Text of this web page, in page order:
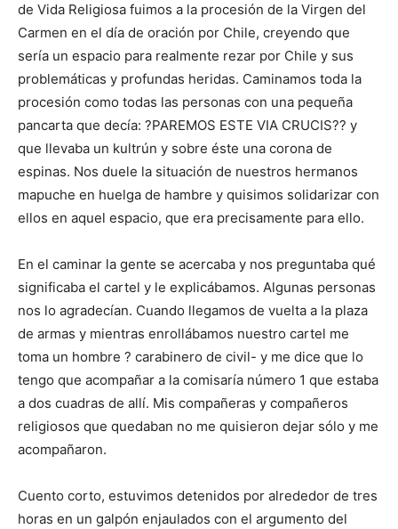
de Vida Religiosa fuimos a la procesión de la Virgen del
Carmen en el día de oración por Chile, creyendo que
sería un espacio para realmente rezar por Chile y sus
problemáticas y profundas heridas. Caminamos toda la
procesión como todas las personas con una pequeña
pancarta que decía: ?PAREMOS ESTE VIA CRUCIS?? y
que llevaba un kultrún y sobre éste una corona de
espinas. Nos duele la situación de nuestros hermanos
mapuche en huelga de hambre y quisimos solidarizar con
ellos en aquel espacio, que era precisamente para ello.
En el caminar la gente se acercaba y nos preguntaba qué
significaba el cartel y le explicábamos. Algunas personas
nos lo agradecían. Cuando llegamos de vuelta a la plaza
de armas y mientras enrollábamos nuestro cartel me
toma un hombre ? carabinero de civil- y me dice que lo
tengo que acompañar a la comisaría número 1 que estaba
a dos cuadras de allí. Mis compañeras y compañeros
religiosos que quedaban no me quisieron dejar sólo y me
acompañaron.
Cuento corto, estuvimos detenidos por alrededor de tres
horas en un galpón enjaulados con el argumento del